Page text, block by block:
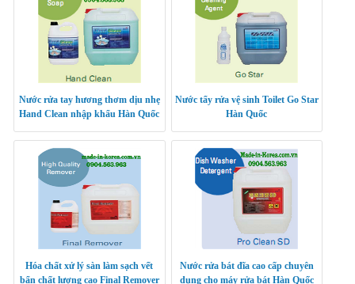
Nước rửa tay hương thơm dịu nhẹ
Hand Clean nhập khẩu Hàn Quốc
Nước tẩy rửa vệ sinh Toilet Go Star
Hàn Quốc
Hóa chất xử lý sàn làm sạch vết
bẩn chất lượng cao Final Remover
Nước rửa bát đĩa cao cấp chuyên
dụng cho máy rửa bát Hàn Quốc